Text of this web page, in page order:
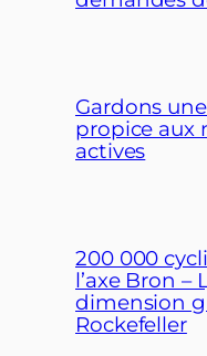
Gardons
propice aux
actives
200 000
l’axe Bron –
dimension
Rockefeller